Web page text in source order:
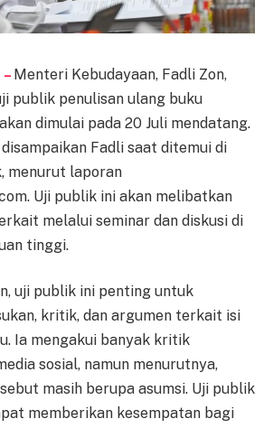
Menteri Kebudayaan, Fadli Zon,
publik penulisan ulang buku
dimulai pada 20 Juli mendatang.
Fadli saat ditemui di
menurut laporan
Uji publik ini akan melibatkan
melalui seminar dan diskusi di
tinggi.
uji publik ini penting untuk
kritik, dan argumen terkait isi
Ia mengakui banyak kritik
sosial, namun menurutnya,
masih berupa asumsi. Uji publik
memberikan kesempatan bagi